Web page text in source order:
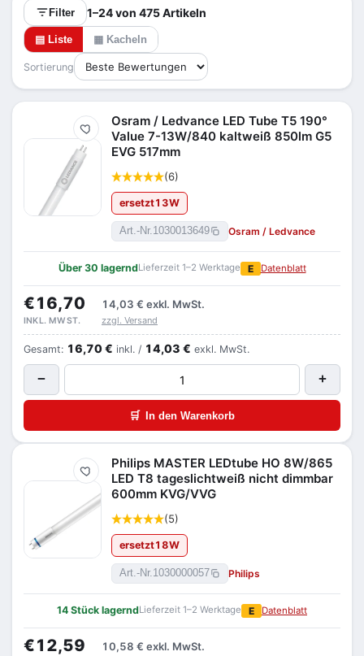
Filter 1–24 von 475 Artikeln
▤ Liste ▦ Kacheln
Sortierung
Merken
Osram / Ledvance LED Tube T5 190°
Value 7-13W/840 kaltweiß 850lm G5
EVG 517mm
(6)
ersetzt13W
Art.-Nr.1030013649 Osram / Ledvance
Über 30 lagerndLieferzeit 1–2 Werktage E Datenblatt
€16,70 14,03 € exkl. MwSt.
INKL. MWST. zzgl. Versand
Gesamt: 16,70 € inkl. / 14,03 € exkl. MwSt.
− +
🛒 In den Warenkorb
Merken
Philips MASTER LEDtube HO 8W/865
LED T8 tageslichtweiß nicht dimmbar
600mm KVG/VVG
(5)
ersetzt18W
Art.-Nr.1030000057 Philips
14 Stück lagerndLieferzeit 1–2 Werktage E Datenblatt
€12,59 10,58 € exkl. MwSt.